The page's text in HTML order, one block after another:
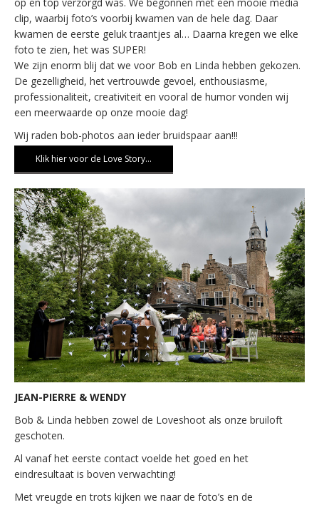
op en top verzorgd was. We begonnen met een mooie media
clip, waarbij foto’s voorbij kwamen van de hele dag. Daar
kwamen de eerste geluk traantjes al… Daarna kregen we elke
foto te zien, het was SUPER!
We zijn enorm blij dat we voor Bob en Linda hebben gekozen.
De gezelligheid, het vertrouwde gevoel, enthousiasme,
professionaliteit, creativiteit en vooral de humor vonden wij
een meerwaarde op onze mooie dag!
Wij raden bob-photos aan ieder bruidspaar aan!!!
Klik hier voor de Love Story…
JEAN-PIERRE & WENDY
Bob & Linda hebben zowel de Loveshoot als onze bruiloft
geschoten.
Al vanaf het eerste contact voelde het goed en het
eindresultaat is boven verwachting!
Met vreugde en trots kijken we naar de foto’s en de